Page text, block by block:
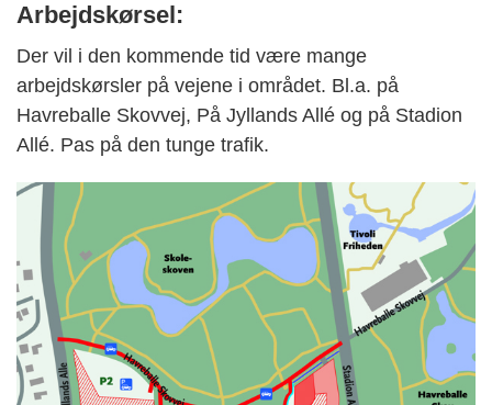
Arbejdskørsel:
Der vil i den kommende tid være mange
arbejdskørsler på vejene i området. Bl.a. på
Havreballe Skovvej, På Jyllands Allé og på Stadion
Allé. Pas på den tunge trafik.